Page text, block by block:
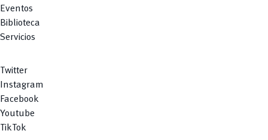
Eventos
Biblioteca
Servicios
Twitter
Instagram
Facebook
Youtube
TikTok